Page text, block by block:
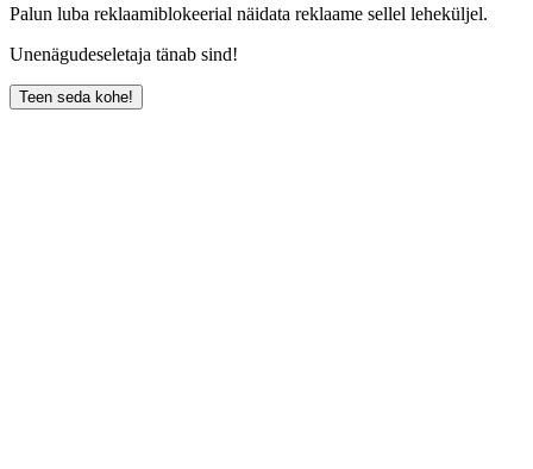
Palun luba reklaamiblokeerial näidata reklaame sellel leheküljel.
Unenägudeseletaja tänab sind!
Teen seda kohe!